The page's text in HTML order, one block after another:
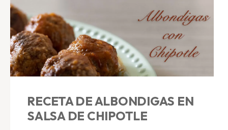
RECETA DE ALBONDIGAS EN
SALSA DE CHIPOTLE